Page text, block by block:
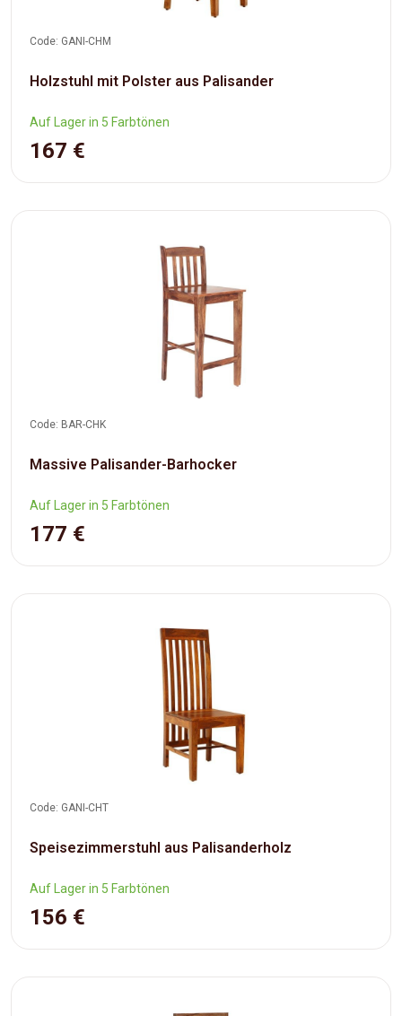
Code: GANI-CHM
Holzstuhl mit Polster aus Palisander
Auf Lager in 5 Farbtönen
167 €
Code: BAR-CHK
Massive Palisander-Barhocker
Auf Lager in 5 Farbtönen
177 €
Code: GANI-CHT
Speisezimmerstuhl aus Palisanderholz
Auf Lager in 5 Farbtönen
156 €